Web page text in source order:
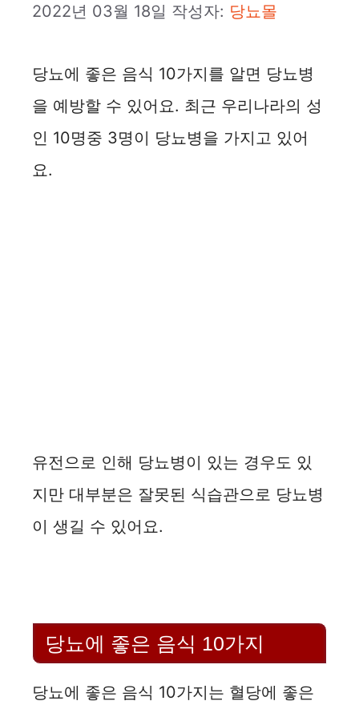
2022년 03월 18일 작성자: 당뇨몰
당뇨에 좋은 음식 10가지를 알면 당뇨병
을 예방할 수 있어요. 최근 우리나라의 성
인 10명중 3명이 당뇨병을 가지고 있어
요.
유전으로 인해 당뇨병이 있는 경우도 있
지만 대부분은 잘못된 식습관으로 당뇨병
이 생길 수 있어요.
당뇨에 좋은 음식 10가지
당뇨에 좋은 음식 10가지는 혈당에 좋은